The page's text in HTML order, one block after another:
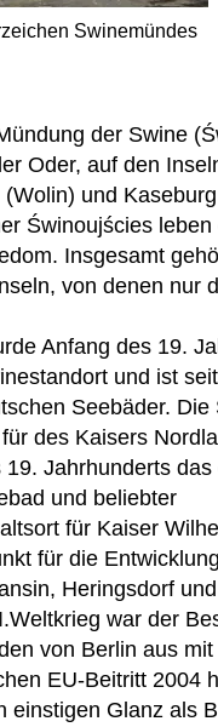
Swinemündes
der Swine
Oder, auf den
und
Świnoujścies
Insgesamt
von denen nur
Anfang des 19.
und ist
Seebäder. Die
des Kaisers
19. Jahrhunderts
und beliebter
für Kaiser
für die
Heringsdorf
war der
von Berlin aus
EU-Beitritt 2004
einstigen Glanz als